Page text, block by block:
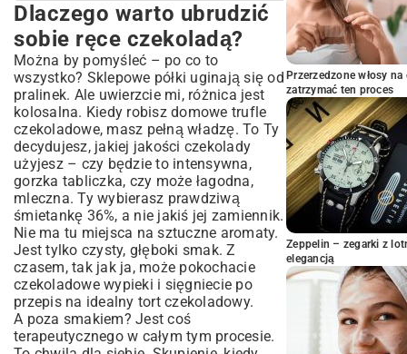
Dlaczego warto ubrudzić sobie ręce
czekoladą?
Mój niezawodny sposób na klasyczne
trufle
A teraz czas na szaleństwo, czyli
wariacje
Moje małe wpadki i jak ich unikać
Jak podarować komuś kawałek
czekoladowego szczęścia
Odważcie się i eksperymentujcie!
Dlaczego warto ubrudzić
sobie ręce czekoladą?
Można by pomyśleć – po co to
wszystko? Sklepowe półki uginają się od
pralinek. Ale uwierzcie mi, różnica jest
kolosalna. Kiedy robisz domowe trufle
czekoladowe, masz pełną władzę. To Ty
decydujesz, jakiej jakości czekolady
użyjesz – czy będzie to intensywna,
gorzka tabliczka, czy może łagodna,
mleczna. Ty wybierasz prawdziwą
śmietankę 36%, a nie jakiś jej zamiennik.
Nie ma tu miejsca na sztuczne aromaty.
Jest tylko czysty, głęboki smak. Z
czasem, tak jak ja, może pokochacie
czekoladowe wypieki i sięgniecie po
przepis na idealny tort czekoladowy.
A poza smakiem? Jest coś
terapeutycznego w całym tym procesie.
Przerzedzone włosy
zatrzymać ten proces
Zeppelin – zegarki z
elegancją